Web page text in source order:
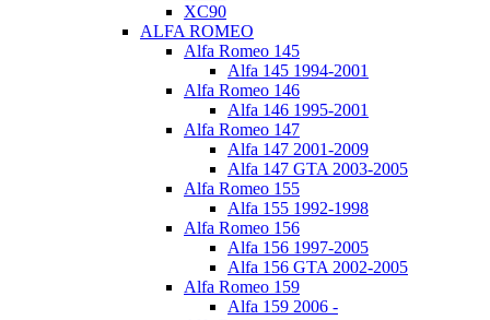
XC90
ALFA ROMEO
Alfa Romeo 145
Alfa 145 1994-2001
Alfa Romeo 146
Alfa 146 1995-2001
Alfa Romeo 147
Alfa 147 2001-2009
Alfa 147 GTA 2003-2005
Alfa Romeo 155
Alfa 155 1992-1998
Alfa Romeo 156
Alfa 156 1997-2005
Alfa 156 GTA 2002-2005
Alfa Romeo 159
Alfa 159 2006 -